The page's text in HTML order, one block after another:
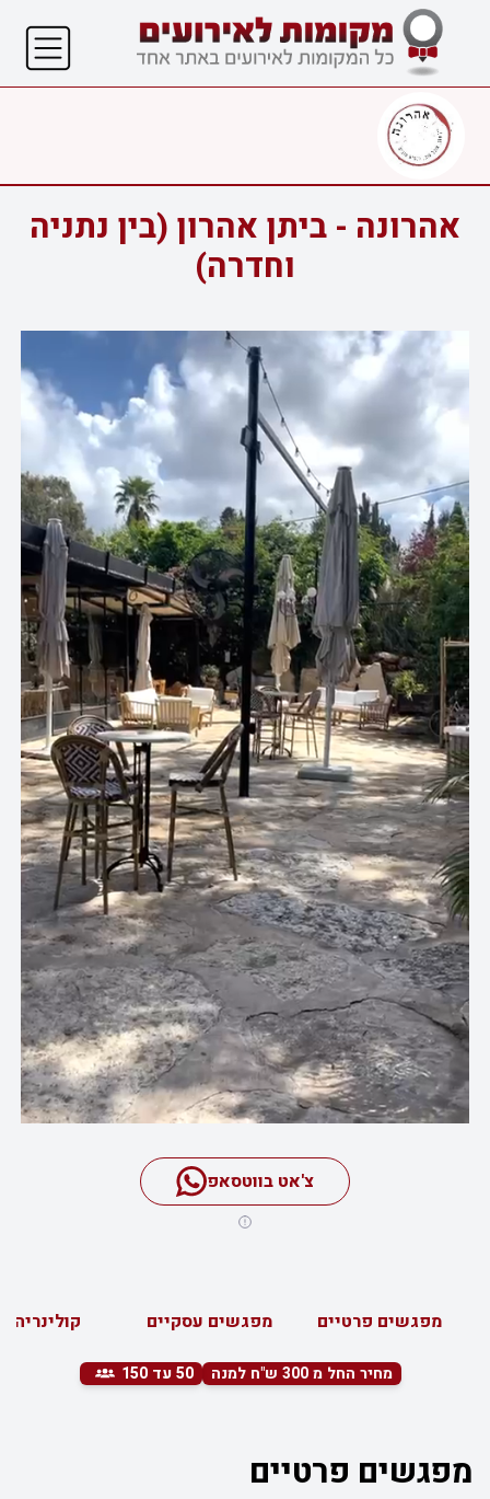
אהרונה - ביתן אהרון (בין נתניה
וחדרה)
צ'אט בווטסאפ
מפגשים פרטיים מפגשים עסקיים קולינריה
מחיר החל מ 300 ש"ח למנה 50עד 150
מפגשים פרטיים